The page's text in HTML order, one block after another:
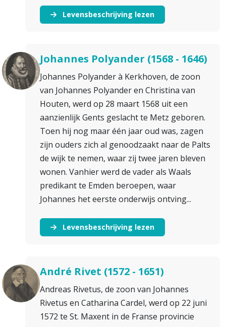
Levensbeschrijving lezen
Johannes Polyander (1568 - 1646)
Johannes Polyander à Kerkhoven, de zoon
van Johannes Polyander en Christina van
Houten, werd op 28 maart 1568 uit een
aanzienlijk Gents geslacht te Metz geboren.
Toen hij nog maar één jaar oud was, zagen
zijn ouders zich al genoodzaakt naar de Palts
de wijk te nemen, waar zij twee jaren bleven
wonen. Vanhier werd de vader als Waals
predikant te Emden beroepen, waar
Johannes het eerste onderwijs ontving...
Levensbeschrijving lezen
André Rivet (1572 - 1651)
Andreas Rivetus, de zoon van Johannes
Rivetus en Catharina Cardel, werd op 22 juni
1572 te St. Maxent in de Franse provincie